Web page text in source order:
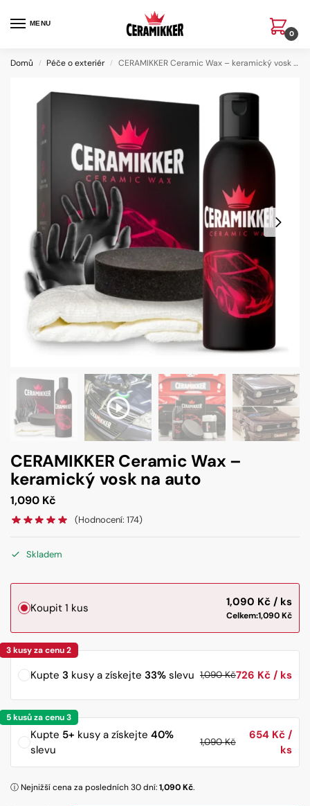
MENU
0
Domů / Péče o exteriér / CERAMIKKER Ceramic Wax – keramický vosk na auto
CERAMIKKER Ceramic Wax –
keramický vosk na auto
1,090 Kč
(Hodnocení:174)
Skladem
Koupit 1 kus 1,090 Kč
Celkem:1,090Kč
Kupte 3 kusy a získejte 33% slevu 1,090Kč726 Kč
Kupte 5+ kusy a získejte 40%
slevu
1,090Kč
654 Kč
ⓘ Nejnižší cena za posledních 30 dní:1,090Kč.